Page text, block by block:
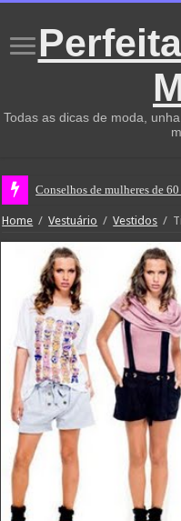
Todas as dicas de moda,
Conselhos de mulheres de
Home / Vestuário / Vestidos /